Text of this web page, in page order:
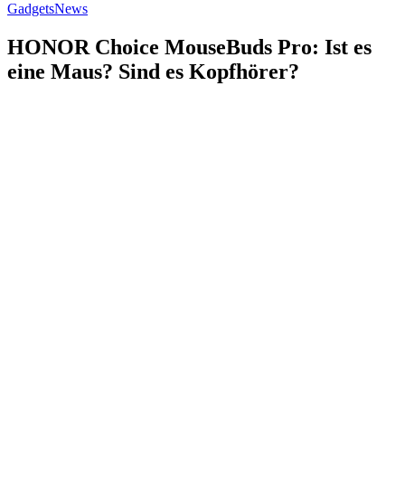
GadgetsNews
HONOR Choice MouseBuds Pro: Ist es
eine Maus? Sind es Kopfhörer?